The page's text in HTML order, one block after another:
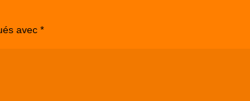
avec*